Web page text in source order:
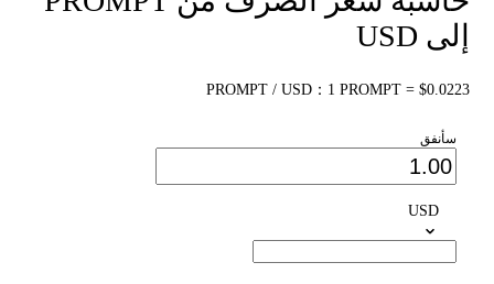
إلى USD
PROMPT / USD：1 PROMPT = $0.0223
سأنفق
USD